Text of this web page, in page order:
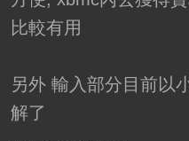
比較有用
另外 輸入部分目前以
解了